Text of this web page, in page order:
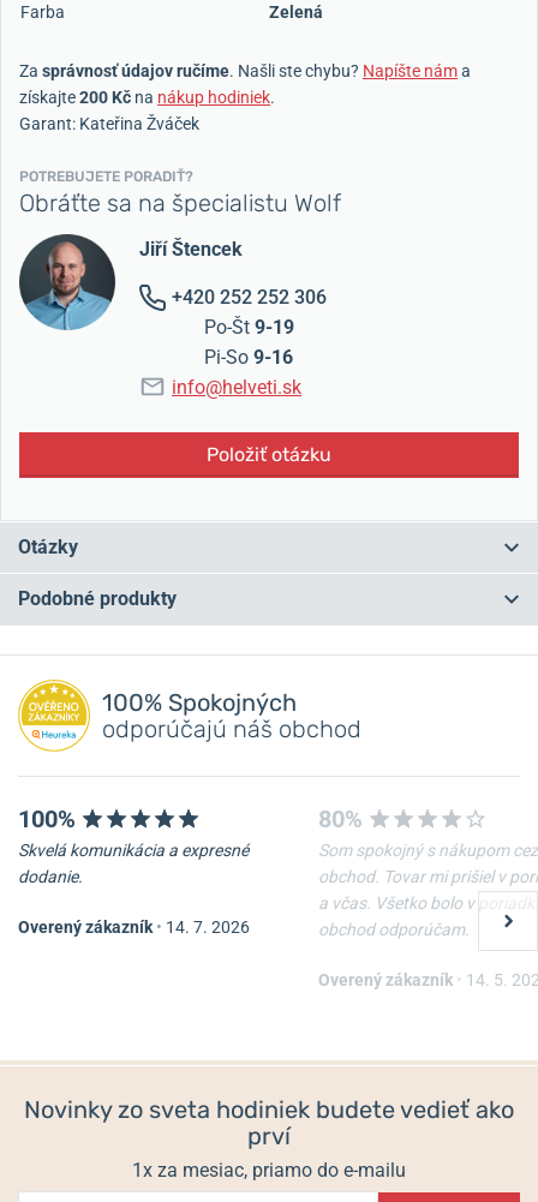
Farba
Zelená
Za správnosť údajov ručíme. Našli ste chybu? Napíšte náma
získajte200 Kč na nákup hodiniek.
Garant: Kateřina Žváček
POTREBUJETE PORADIŤ?
Obráťte sa na špecialistu Wolf
Jiří Štencek
+420 252 252 306
Po-Št 9-19
Pi-So 9-16
info@helveti.sk
Položiť otázku
Otázky
Máte otázku? Zanechajte nám komentár
Pridať dotaz
Podobné produkty
Šperkovnica Friedrich
98 €
Šperkovnica Wolf Sophia
305 €
100% Spokojných
odporúčajú náš obchod
100%
Skvelá komunikácia a expresné
dodanie.
Overený zákazník • 14. 7. 2026
80%
Som spokojný s nákupom cez
obchod. Tovar mi prišiel v
a včas. Všetko bolo v
obchod odporúčam.
Overený zákazník • 14. 5.
Novinky zo sveta hodiniek budete vedieť ako
prví
1x za mesiac, priamo do e-mailu